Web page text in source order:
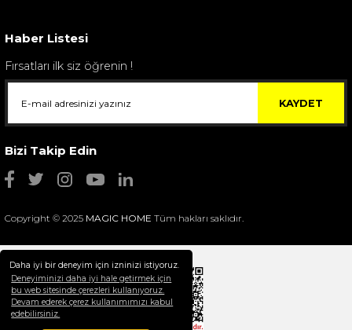
Daha iyi bir deneyim için izninizi istiyoruz.
Deneyiminizi daha iyi hale getirmek için
bu web sitesinde çerezleri kullanıyoruz.
Devam ederek çerez kullanımımızı kabul
edebilirsiniz.
Selim Dekor Chain 15x20 Çerçeve Vizon
Haber Listesi
Fırsatları ilk siz öğrenin !
KAYDET
Bizi Takip Edin
Copyright © 2025 MAGIC HOME Tüm hakları saklıdır.